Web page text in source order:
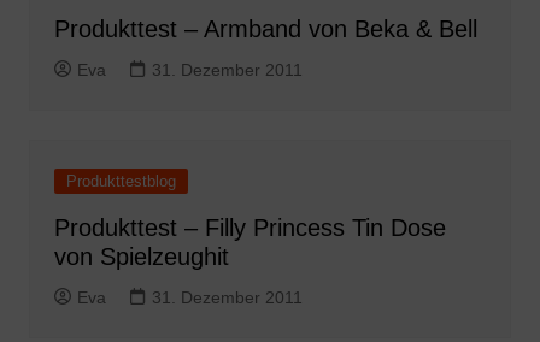
Produkttest – Armband von Beka & Bell
Eva 31. Dezember 2011
Produkttestblog
Produkttest – Filly Princess Tin Dose
von Spielzeughit
Eva 31. Dezember 2011